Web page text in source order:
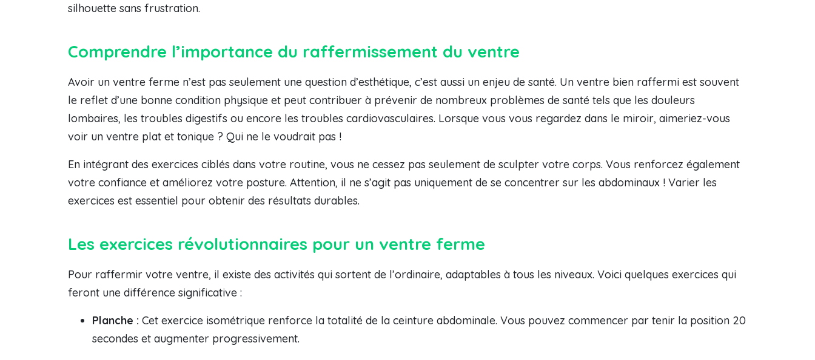
silhouette sans frustration.
Comprendre l’importance du raffermissement du ventre
Avoir un ventre ferme n’est pas seulement une question d’esthétique, c’est aussi un enjeu de santé. Un ventre bien raffermi est souvent
le reflet d’une bonne condition physique et peut contribuer à prévenir de nombreux problèmes de santé tels que les douleurs
lombaires, les troubles digestifs ou encore les troubles cardiovasculaires. Lorsque vous vous regardez dans le miroir, aimeriez-vous
voir un ventre plat et tonique ? Qui ne le voudrait pas !
En intégrant des exercices ciblés dans votre routine, vous ne cessez pas seulement de sculpter votre corps. Vous renforcez également
votre confiance et améliorez votre posture. Attention, il ne s’agit pas uniquement de se concentrer sur les abdominaux ! Varier les
exercices est essentiel pour obtenir des résultats durables.
Les exercices révolutionnaires pour un ventre ferme
Pour raffermir votre ventre, il existe des activités qui sortent de l’ordinaire, adaptables à tous les niveaux. Voici quelques exercices qui
feront une différence significative :
Planche : Cet exercice isométrique renforce la totalité de la ceinture abdominale. Vous pouvez commencer par tenir la position 20
secondes et augmenter progressivement.